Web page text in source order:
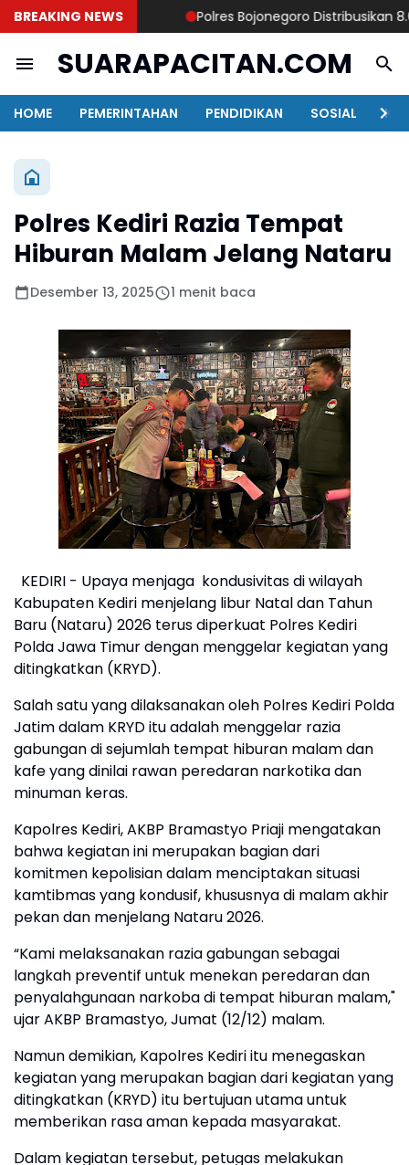
BREAKING NEWS Polres Bojonegoro Distribusikan
SUARAPACITAN.COM
HOME PEMERINTAHAN PENDIDIKAN SOSIAL
Polres Kediri Razia Tempat
Hiburan Malam Jelang Nataru
Desember 13, 2025 1 menit baca
KEDIRI - Upaya menjaga kondusivitas di wilayah
Kabupaten Kediri menjelang libur Natal dan Tahun
Baru (Nataru) 2026 terus diperkuat Polres Kediri
Polda Jawa Timur dengan menggelar kegiatan yang
ditingkatkan (KRYD).
Salah satu yang dilaksanakan oleh Polres Kediri Polda
Jatim dalam KRYD itu adalah menggelar razia
gabungan di sejumlah tempat hiburan malam dan
kafe yang dinilai rawan peredaran narkotika dan
minuman keras.
Kapolres Kediri, AKBP Bramastyo Priaji mengatakan
bahwa kegiatan ini merupakan bagian dari
komitmen kepolisian dalam menciptakan situasi
kamtibmas yang kondusif, khususnya di malam akhir
pekan dan menjelang Nataru 2026.
“Kami melaksanakan razia gabungan sebagai
langkah preventif untuk menekan peredaran dan
penyalahgunaan narkoba di tempat hiburan malam,"
ujar AKBP Bramastyo, Jumat (12/12) malam.
Namun demikian, Kapolres Kediri itu menegaskan
kegiatan yang merupakan bagian dari kegiatan yang
ditingkatkan (KRYD) itu bertujuan utama untuk
memberikan rasa aman kepada masyarakat.
Dalam kegiatan tersebut, petugas melakukan